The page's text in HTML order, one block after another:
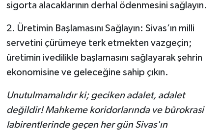
sigorta alacaklarının derhal ödenmesini sağlayın.
2. Üretimin Başlamasını Sağlayın: Sivas’ın milli
servetini çürümeye terk etmekten vazgeçin;
üretimin ivedilikle başlamasını sağlayarak şehrin
ekonomisine ve geleceğine sahip çıkın.
Unutulmamalıdır ki; geciken adalet, adalet
değildir! Mahkeme koridorlarında ve bürokrasi
labirentlerinde geçen her gün Sivas'ın